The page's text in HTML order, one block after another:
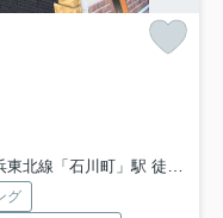
北線「石川町」駅 徒歩16分
グ